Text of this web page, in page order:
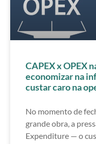
CAPEX x OPEX
economizar na
custar caro na
No momento de
grande obra, a
Expenditure — o